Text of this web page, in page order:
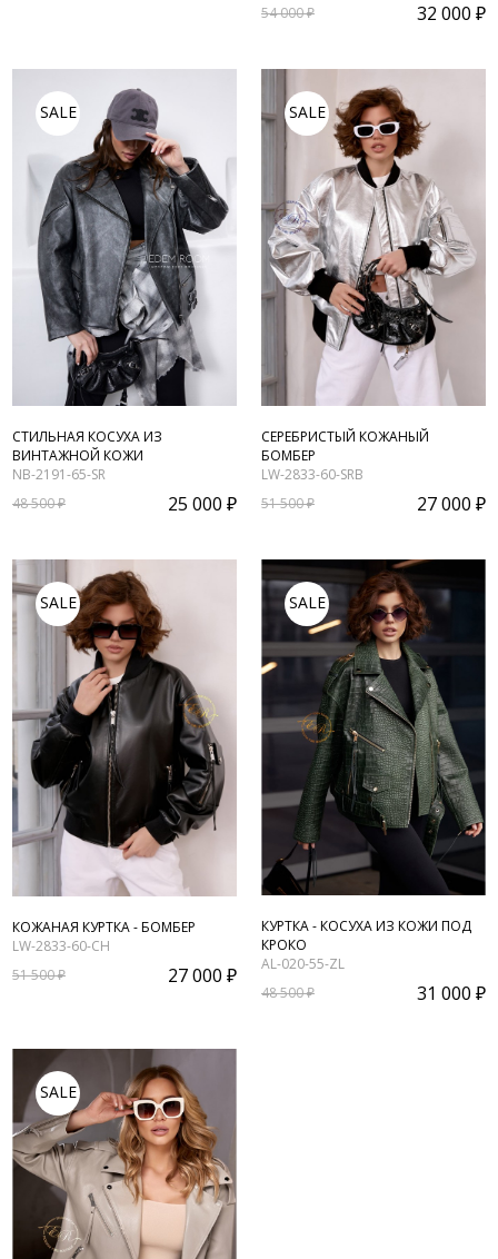
54 000 ₽
32 000 ₽
SALE
СТИЛЬНАЯ КОСУХА ИЗ
ВИНТАЖНОЙ КОЖИ
NB-2191-65-SR
48 500 ₽
25 000 ₽
SALE
СЕРЕБРИСТЫЙ КОЖАНЫЙ
БОМБЕР
LW-2833-60-SRB
51 500 ₽
27 000 ₽
SALE
КОЖАНАЯ КУРТКА - БОМБЕР
LW-2833-60-CH
51 500 ₽
27 000 ₽
SALE
КУРТКА - КОСУХА ИЗ КОЖИ ПОД
КРОКО
AL-020-55-ZL
48 500 ₽
31 000 ₽
SALE